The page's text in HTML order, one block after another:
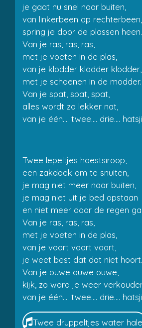
je gaat nu snel naar buiten,
van linkerbeen op rechterbeen,
spring je door de plassen heen.
Van je ras, ras, ras,
met je voeten in de plas,
van je klodder klodder klodder,
met je schoenen in de modder.
Van je spat, spat, spat,
alles wordt zo lekker nat,
van je één.... twee.... drie....
Twee lepeltjes hoestsiroop,
een zakdoek om te snuiten,
je mag niet meer naar buiten,
je mag niet uit je bed opstaan
en niet meer door de regen
Van je ras, ras, ras,
met je voeten in de plas,
van je voort voort voort,
je weet best dat dat niet hoort.
Van je ouwe ouwe ouwe,
kijk, zo word je weer
van je één.... twee.... drie....
Twee druppeltjes water